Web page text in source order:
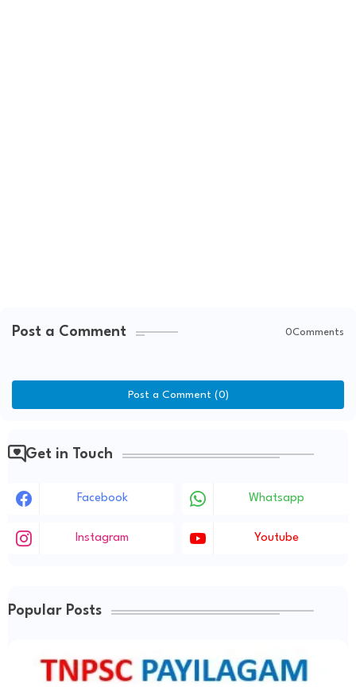
Post a Comment 0Comments
Post a Comment (0)
Get in Touch
Facebook Whatsapp
Instagram Youtube
Popular Posts